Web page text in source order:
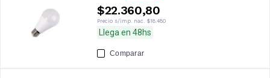
$22.360,80
Precio s/imp. nac. $18.480
Llega en 48hs
Comparar